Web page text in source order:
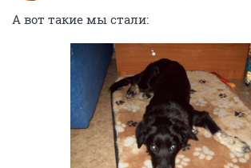
А вот такие мы стали: